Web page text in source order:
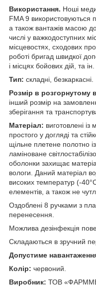
Використання. Ноші
FMA 9 використовуються
а також вантажів масою
числі у важкодоступних
місцевостях, сходових
роботі бригад швидкої
і місцях бойових дій, та ін.
Тип: складні, безкаркасні.
Розмір в розгорнутому
інший розмір на
зберігання та
Матеріал: виготовлені ​​із
простого у догляді та
щільне плетене полотно
ламіноване
оболонки захищає
вологи. Даний матеріал
високих температур (-
елементів, а також не
Оздоблені 8 ручками з
перенесення.
Можлива дезінфекція
Складаються в зручний
Допустиме
Колір: червоний.
Виробник: ТОВ